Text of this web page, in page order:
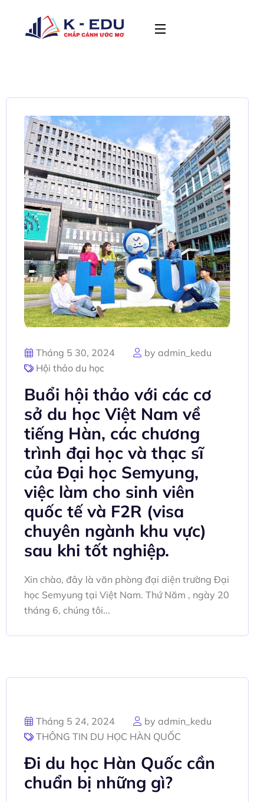
Tháng 5 30, 2024
by admin_kedu
Hội thảo du học
Buổi hội thảo với các cơ
sở du học Việt Nam về
tiếng Hàn, các chương
trình đại học và thạc sĩ
của Đại học Semyung,
việc làm cho sinh viên
quốc tế và F2R (visa
chuyên ngành khu vực)
sau khi tốt nghiệp.
Xin chào, đây là văn phòng đại diện trường Đại
học Semyung tại Việt Nam. Thứ Năm , ngày 20
tháng 6, chúng tôi...
Tháng 5 24, 2024
by admin_kedu
THÔNG TIN DU HỌC HÀN QUỐC
Đi du học Hàn Quốc cần
chuẩn bị những gì?